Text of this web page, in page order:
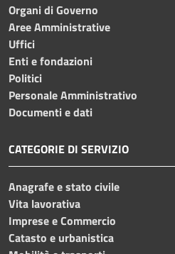
Organi di Governo
Aree Amministrative
Uffici
Enti e fondazioni
Politici
Personale Amministrativo
Documenti e dati
CATEGORIE DI SERVIZIO
Anagrafe e stato civile
Vita lavorativa
Imprese e Commercio
Catasto e urbanistica